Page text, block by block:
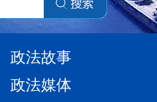
政法故事
政法媒体